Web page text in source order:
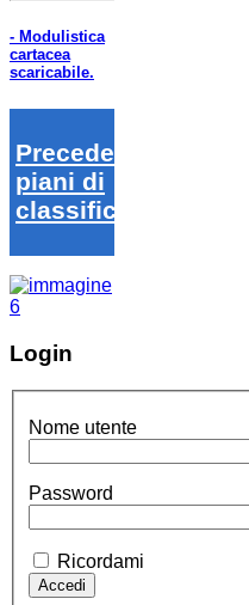
- Modulistica
cartacea
scaricabile.
Precedenti
piani di
classifica
Login
Nome utente
Password
Ricordami